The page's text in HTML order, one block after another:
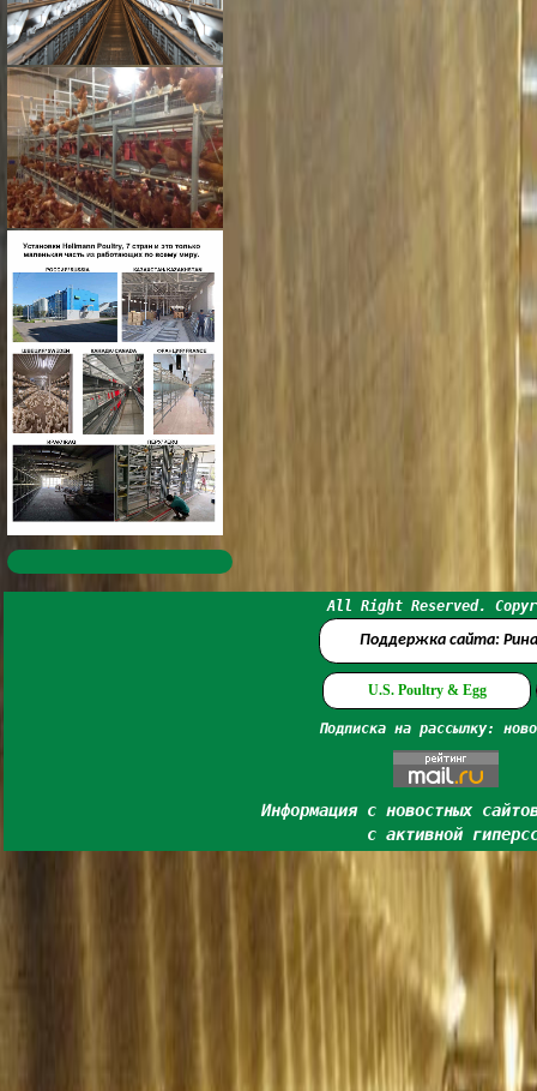
All Right Reserved.
Поддержка сайта:
U.S. Poultry & Egg
Подписка на рассылку:
Информация с новостных
с активной